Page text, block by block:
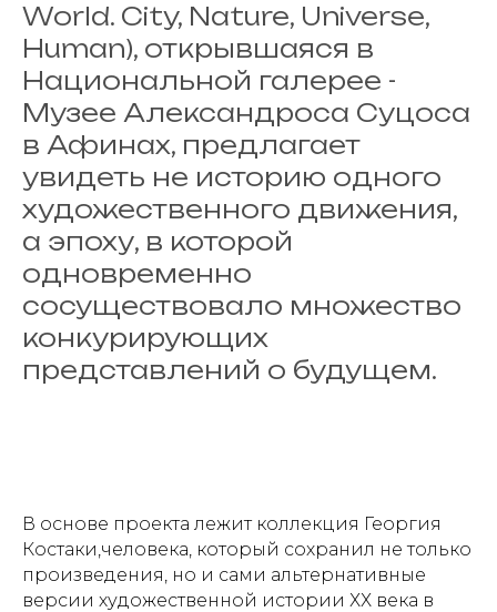
World. City, Nature, Universe,
Human), открывшаяся в
Национальной галерее -
Музее Александроса Суцоса
в Афинах, предлагает
увидеть не историю одного
художественного движения,
а эпоху, в которой
одновременно
сосуществовало множество
конкурирующих
представлений о будущем.
В основе проекта лежит коллекция Георгия
Костаки,человека, который сохранил не только
произведения, но и сами альтернативные
версии художественной истории ХХ века в